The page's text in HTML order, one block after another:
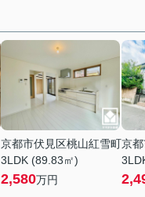
京都市伏見区桃山紅雪町
3LDK (89.83㎡)
2,580万円
京